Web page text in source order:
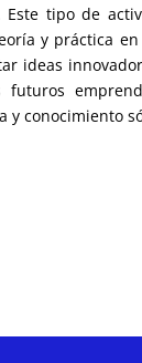
tipo de
y práctica
ideas
y conocimiento